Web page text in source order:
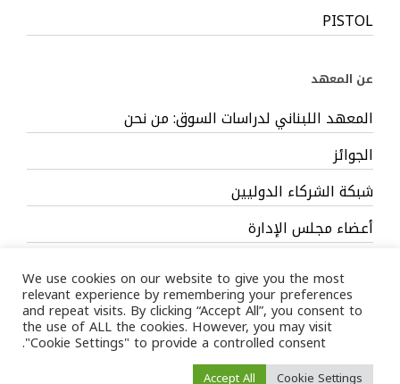
PISTOL
عن المعهد
المعهد اللبناني لدراسات السوق: من نحن
الجوائز
شبكة الشركاء الدوليين
أعضاء مجلس الإدارة
/ LIMS © 2024 All Rights Reserved /Terms
We use cookies on our website to give you the most
relevant experience by remembering your preferences
and repeat visits. By clicking “Accept All”, you consent to
the use of ALL the cookies. However, you may visit
"Cookie Settings" to provide a controlled consent.
Cookie Settings
Accept All